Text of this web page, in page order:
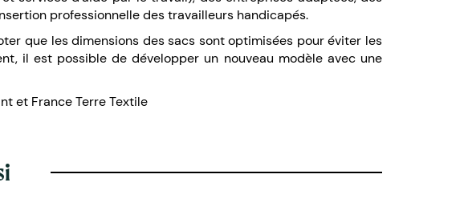
professionnelle des travailleurs handicapés.
que les dimensions des sacs sont optimisées pour éviter les
il est possible de développer un nouveau modèle avec une
et France Terre Textile